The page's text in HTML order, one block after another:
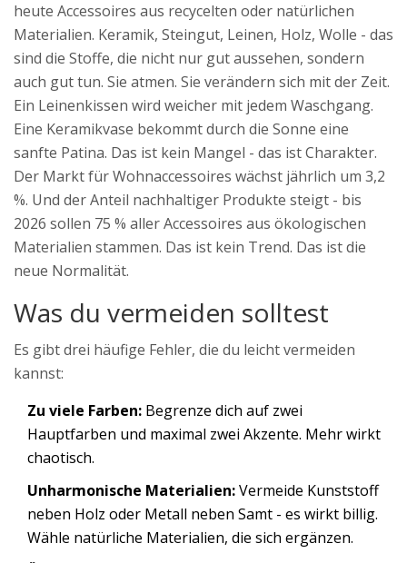
heute Accessoires aus recycelten oder natürlichen
Materialien. Keramik, Steingut, Leinen, Holz, Wolle - das
sind die Stoffe, die nicht nur gut aussehen, sondern
auch gut tun. Sie atmen. Sie verändern sich mit der Zeit.
Ein Leinenkissen wird weicher mit jedem Waschgang.
Eine Keramikvase bekommt durch die Sonne eine
sanfte Patina. Das ist kein Mangel - das ist Charakter.
Der Markt für Wohnaccessoires wächst jährlich um 3,2
%. Und der Anteil nachhaltiger Produkte steigt - bis
2026 sollen 75 % aller Accessoires aus ökologischen
Materialien stammen. Das ist kein Trend. Das ist die
neue Normalität.
Was du vermeiden solltest
Es gibt drei häufige Fehler, die du leicht vermeiden
kannst:
Zu viele Farben: Begrenze dich auf zwei
Hauptfarben und maximal zwei Akzente. Mehr wirkt
chaotisch.
Unharmonische Materialien:Vermeide Kunststoff
neben Holz oder Metall neben Samt - es wirkt billig.
Wähle natürliche Materialien, die sich ergänzen.